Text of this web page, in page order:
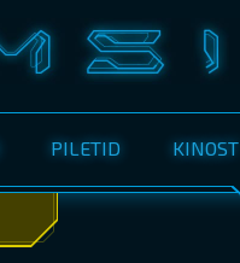
PILETID KINOST